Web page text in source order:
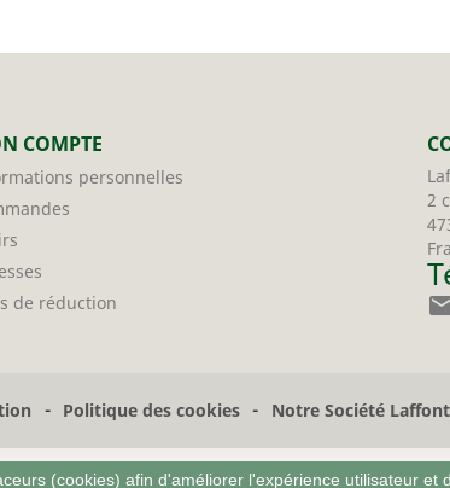
COMPTE
personnelles
de réduction
2
- Politique des cookies - Notre Société
(cookies) afin d'améliorer l'expérience utilisateur et